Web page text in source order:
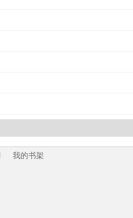
我的书架